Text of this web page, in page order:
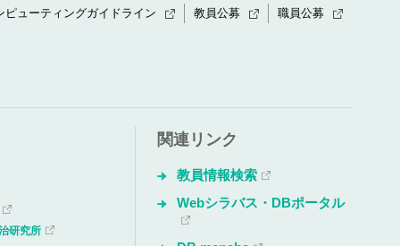
ピューティングガイドライン 教員公募 職員公募
研究所
関連リンク
教員情報検索
Webシラバス・DBポータル